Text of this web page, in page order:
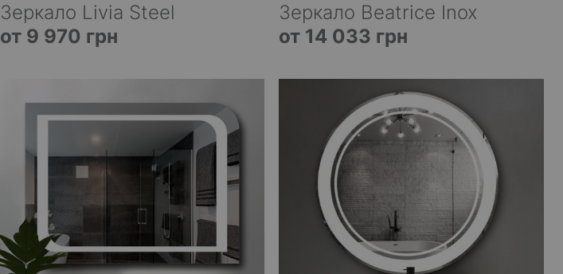
Зеркало Livia Steel
от 9 970 грн
Зеркало Beatrice Inox
от 14 033 грн